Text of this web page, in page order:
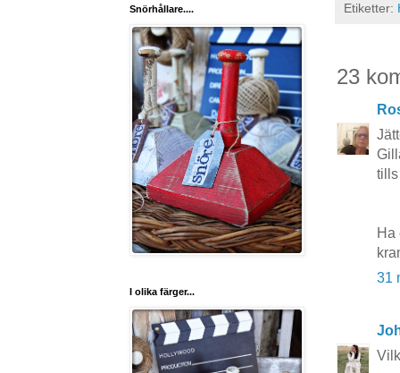
Etiketter:
23
tills
Ha
31
Snörhållare....
I olika färger...